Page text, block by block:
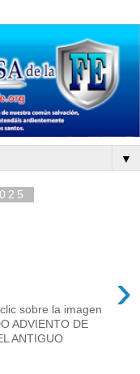
▼
›
sobre la imagen
ADVIENTO DE
ANTIGUO